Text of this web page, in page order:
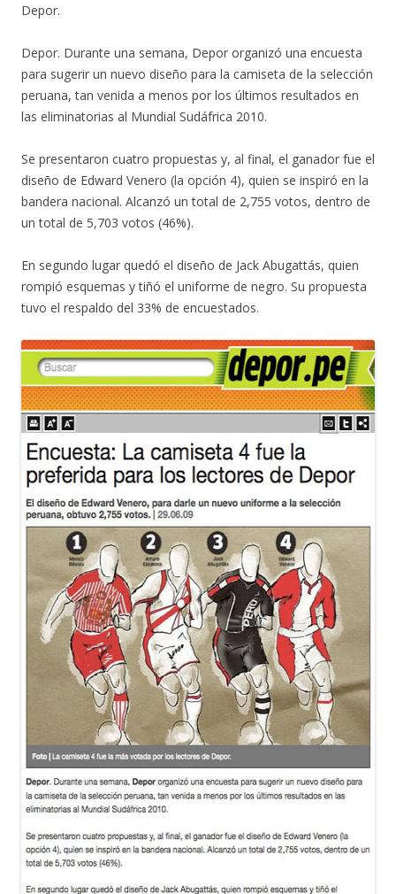
Depor.
Depor. Durante una semana, Depor organizó una encuesta
para sugerir un nuevo diseño para la camiseta de la selección
peruana, tan venida a menos por los últimos resultados en
las eliminatorias al Mundial Sudáfrica 2010.
Se presentaron cuatro propuestas y, al final, el ganador fue el
diseño de Edward Venero (la opción 4), quien se inspiró en la
bandera nacional. Alcanzó un total de 2,755 votos, dentro de
un total de 5,703 votos (46%).
En segundo lugar quedó el diseño de Jack Abugattás, quien
rompió esquemas y tiñó el uniforme de negro. Su propuesta
tuvo el respaldo del 33% de encuestados.